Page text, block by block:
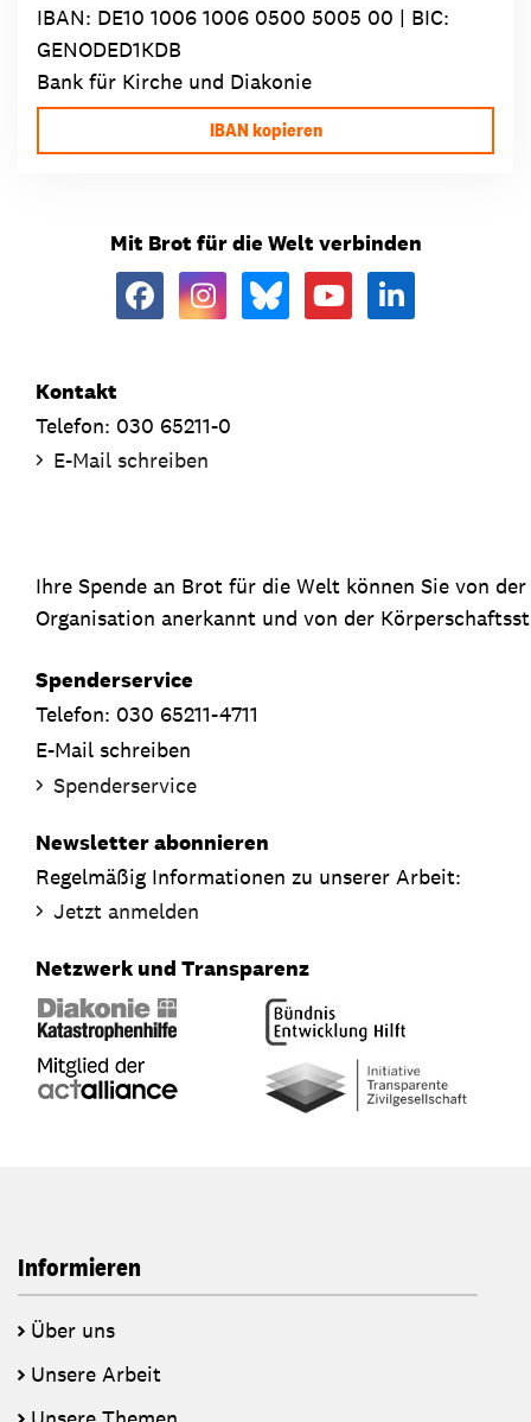
IBAN: DE10 1006 1006 0500 5005 00 | BIC:
GENODED1KDB
Bank für Kirche und Diakonie
IBAN kopieren
Mit Brot für die Welt verbinden
Kontakt
Telefon: 030 65211-0
E-Mail schreiben
Ihre Spende an Brot für die Welt können Sie von
Organisation anerkannt und von der
Spenderservice
Telefon: 030 65211-4711
E-Mail schreiben
Spenderservice
Newsletter abonnieren
Regelmäßig Informationen zu unserer Arbeit:
Jetzt anmelden
Netzwerk und Transparenz
Informieren
Über uns
Unsere Arbeit